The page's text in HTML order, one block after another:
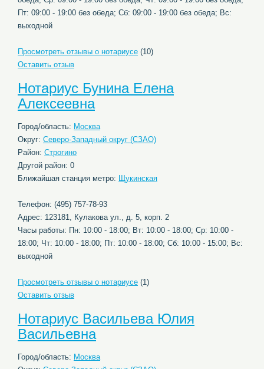
Пт: 09:00 - 19:00 без обеда; Сб: 09:00 - 19:00 без обеда; Вс:
выходной
Просмотреть отзывы о нотариусе (10)
Оставить отзыв
Нотариус Бунина Елена
Алексеевна
Город/область: Москва
Округ: Северо-Западный округ (СЗАО)
Район: Строгино
Другой район: 0
Ближайшая станция метро: Щукинская
Телефон: (495) 757-78-93
Адрес: 123181, Кулакова ул., д. 5, корп. 2
Часы работы: Пн: 10:00 - 18:00; Вт: 10:00 - 18:00; Ср: 10:00 -
18:00; Чт: 10:00 - 18:00; Пт: 10:00 - 18:00; Сб: 10:00 - 15:00; Вс:
выходной
Просмотреть отзывы о нотариусе (1)
Оставить отзыв
Нотариус Васильева Юлия
Васильевна
Город/область: Москва